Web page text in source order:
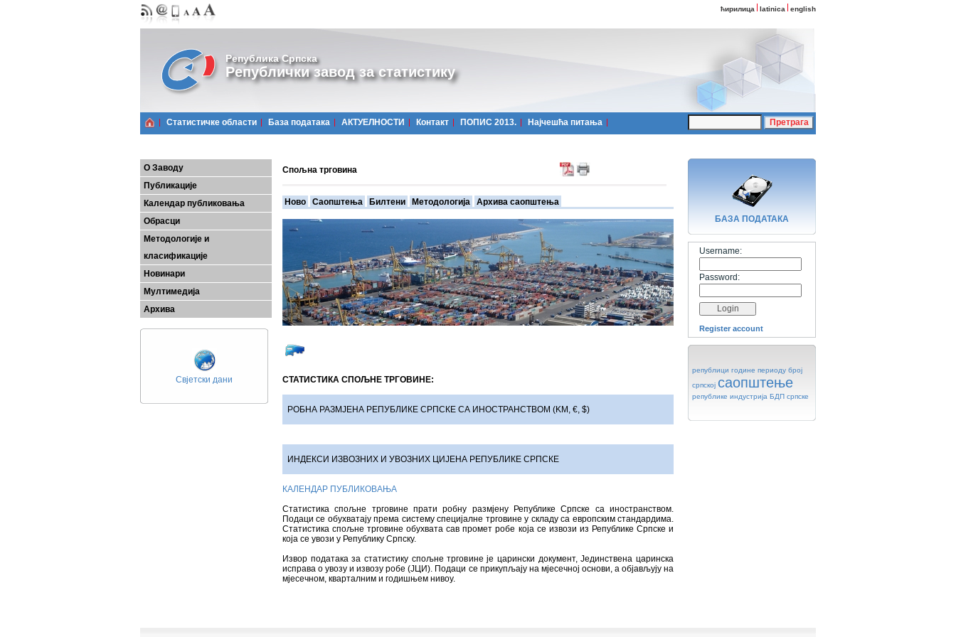
ћирилица latinica english
Република Српска
Републички завод за статистику
Статистичке области Базa података АКТУЕЛНОСТИ Контакт ПОПИС 2013. Најчешћa питања
О Заводу
Публикације
Календар публиковања
Обрасци
Методологије и
класификације
Новинари
Мултимедија
Архива
Свјетски дани
Спољна трговина
Ново Саопштења Билтени Методологија Архива саопштења
СТАТИСТИКА СПОЉНЕ ТРГОВИНЕ:
РОБНА РАЗМЈЕНА РЕПУБЛИКЕ СРПСКЕ СА ИНОСТРАНСТВОМ (KM, €, $)
ИНДЕКСИ ИЗВОЗНИХ И УВОЗНИХ ЦИЈЕНА РЕПУБЛИКЕ СРПСКЕ
КАЛЕНДАР ПУБЛИКОВАЊА
Статистика спољне трговине прати робну размјену Републике Српске са иностранством.
Подаци се обухватају према систему специјалне трговине у складу са европским стандардима.
Статистика спољне трговине обухвата сав промет робе која се извози из Републике Српске и
која се увози у Републику Српску.
Извор података за статистику спољне трговине је царински документ, Јединствена царинска
исправа о увозу и извозу робе (ЈЦИ). Подаци се прикупљају на мјесечној основи, а објављују на
мјесечном, кварталним и годишњем нивоу.
БАЗA ПОДАТАКА
Username:
Password:
Register account
републици године периоду број
српској саопштење
републике индустрија БДП српске